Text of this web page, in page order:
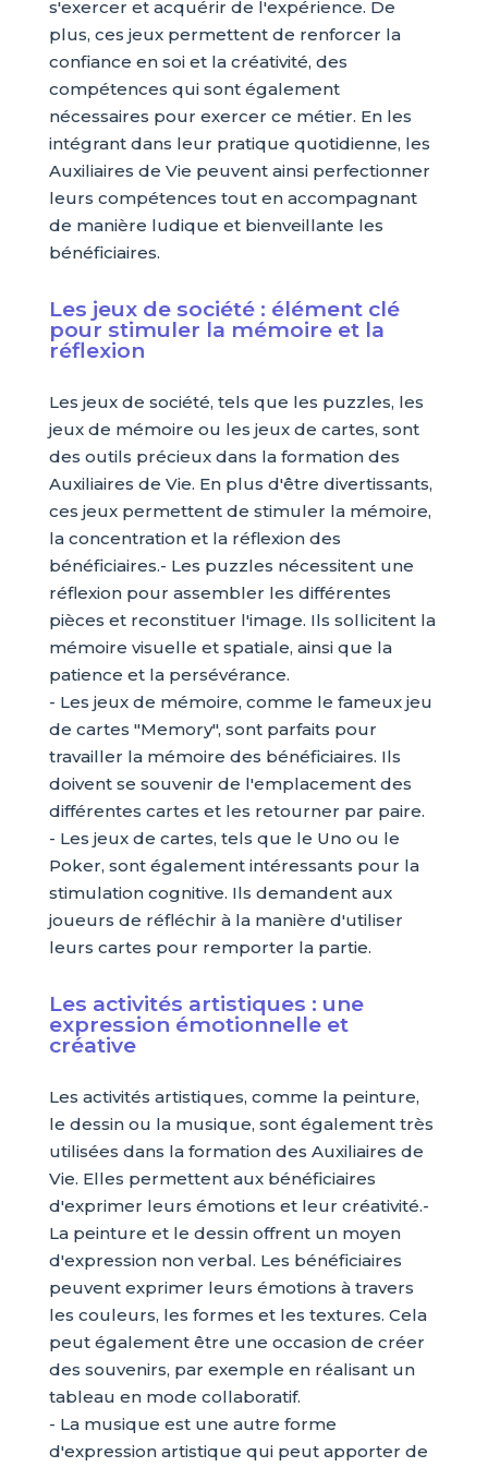
s'exercer et acquérir de l'expérience. De
plus, ces jeux permettent de renforcer la
confiance en soi et la créativité, des
compétences qui sont également
nécessaires pour exercer ce métier. En les
intégrant dans leur pratique quotidienne, les
Auxiliaires de Vie peuvent ainsi perfectionner
leurs compétences tout en accompagnant
de manière ludique et bienveillante les
bénéficiaires.
Les jeux de société : élément clé
pour stimuler la mémoire et la
réflexion
Les jeux de société, tels que les puzzles, les
jeux de mémoire ou les jeux de cartes, sont
des outils précieux dans la formation des
Auxiliaires de Vie. En plus d'être divertissants,
ces jeux permettent de stimuler la mémoire,
la concentration et la réflexion des
bénéficiaires.- Les puzzles nécessitent une
réflexion pour assembler les différentes
pièces et reconstituer l'image. Ils sollicitent la
mémoire visuelle et spatiale, ainsi que la
patience et la persévérance.
- Les jeux de mémoire, comme le fameux jeu
de cartes "Memory", sont parfaits pour
travailler la mémoire des bénéficiaires. Ils
doivent se souvenir de l'emplacement des
différentes cartes et les retourner par paire.
- Les jeux de cartes, tels que le Uno ou le
Poker, sont également intéressants pour la
stimulation cognitive. Ils demandent aux
joueurs de réfléchir à la manière d'utiliser
leurs cartes pour remporter la partie.
Les activités artistiques : une
expression émotionnelle et
créative
Les activités artistiques, comme la peinture,
le dessin ou la musique, sont également très
utilisées dans la formation des Auxiliaires de
Vie. Elles permettent aux bénéficiaires
d'exprimer leurs émotions et leur créativité.-
La peinture et le dessin offrent un moyen
d'expression non verbal. Les bénéficiaires
peuvent exprimer leurs émotions à travers
les couleurs, les formes et les textures. Cela
peut également être une occasion de créer
des souvenirs, par exemple en réalisant un
tableau en mode collaboratif.
- La musique est une autre forme
d'expression artistique qui peut apporter de